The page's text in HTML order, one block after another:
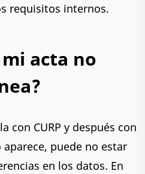
requisitos internos.
acta no
con CURP y después con
puede no estar
en los datos. En